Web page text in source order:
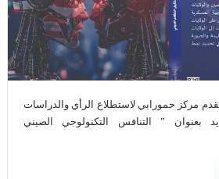
مركز حمورابي لاستطلاع الرأي والدراسات
بعنوان ” التنافس التكنولوجي الصيني